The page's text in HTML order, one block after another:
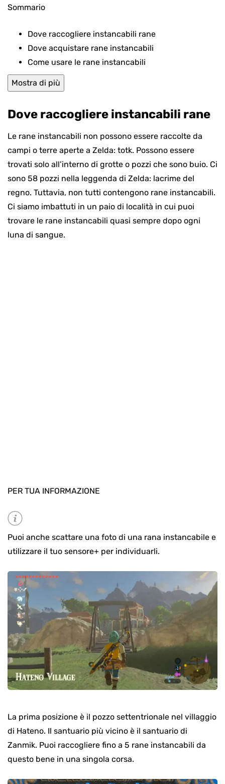
Sommario
Dove raccogliere instancabili rane
Dove acquistare rane instancabili
Come usare le rane instancabili
Mostra di più
Dove raccogliere instancabili rane
Le rane instancabili non possono essere raccolte da
campi o terre aperte a Zelda: totk. Possono essere
trovati solo all’interno di grotte o pozzi che sono buio. Ci
sono 58 pozzi nella leggenda di Zelda: lacrime del
regno. Tuttavia, non tutti contengono rane instancabili.
Ci siamo imbattuti in un paio di località in cui puoi
trovare le rane instancabili quasi sempre dopo ogni
luna di sangue.
PER TUA INFORMAZIONE
Puoi anche scattare una foto di una rana instancabile e
utilizzare il tuo sensore+ per individuarli.
La prima posizione è il pozzo settentrionale nel villaggio
di Hateno. Il santuario più vicino è il santuario di
Zanmik. Puoi raccogliere fino a 5 rane instancabili da
questo bene in una singola corsa.